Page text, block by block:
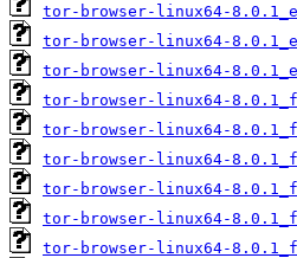
tor-browser-linux64-
tor-browser-linux64-
tor-browser-linux64-
tor-browser-linux64-
tor-browser-linux64-
tor-browser-linux64-
tor-browser-linux64-
tor-browser-linux64-
tor-browser-linux64-